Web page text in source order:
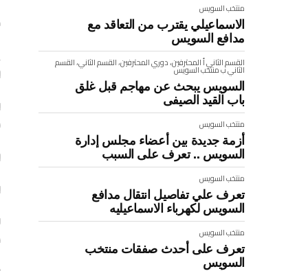
منتخب السويس
الاسماعيلي يقترب من التعاقد مع
مدافع السويس
القسم الثاني أالمحترفين، دوري المحترفين، القسم الثاني، القسم
الثاني بمنتخب السويس
السويس يبحث عن مهاجم قبل غلق
باب القيد الصيفى
منتخب السويس
أزمة جديدة بين أعضاء مجلس إدارة
السويس .. تعرف على السبب
منتخب السويس
تعرف علي تفاصيل انتقال مدافع
السويس لكهرباء الاسماعيليه
منتخب السويس
تعرف على أحدث صفقات منتخب
السويس